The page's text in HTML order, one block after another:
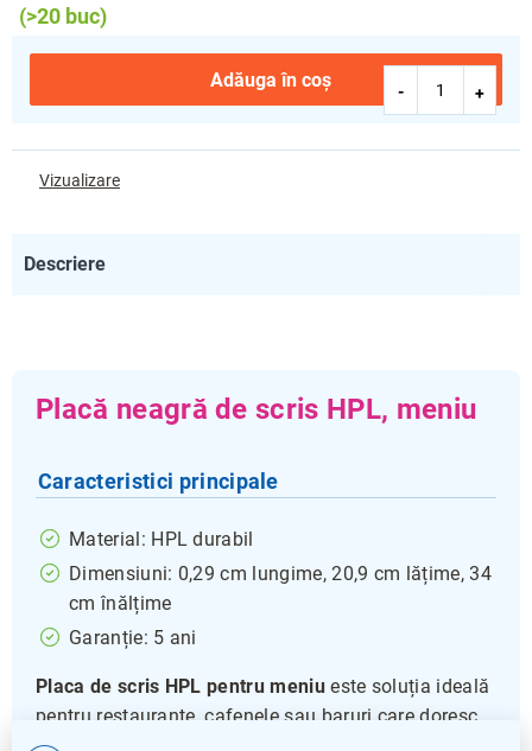
(>20 buc)
Adăuga în coş
Vizualizare
Descriere
Placă neagră de scris HPL, meniu
Caracteristici principale
Material: HPL durabil
Dimensiuni: 0,29 cm lungime, 20,9 cm lățime, 34
cm înălțime
Garanție: 5 ani
Placa de scris HPL pentru meniueste soluția ideală
pentru restaurante, cafenele sau baruri care doresc
să afișeze ofertele într-un mod clar și atractiv.